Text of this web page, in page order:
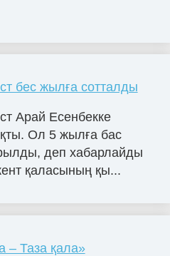
бес жылға сотталды
Арай Есенбекке
Ол 5 жылға бас
деп хабарлайды
қаласының қы...
– Таза қала»